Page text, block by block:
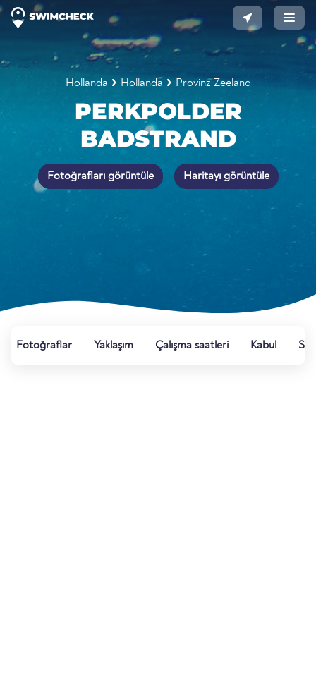
Hollanda Hollanda Provinz Zeeland
PERKPOLDER
BADSTRAND
Fotoğrafları görüntüle Haritayı görüntüle
Fotoğraflar Yaklaşım Çalışma saatleri Kabul Su